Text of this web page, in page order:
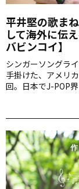
平井堅の歌ま
して海外に伝
バビンコイ】
シンガーソングラ
手掛けた、アメリ
回。日本でJ-POP